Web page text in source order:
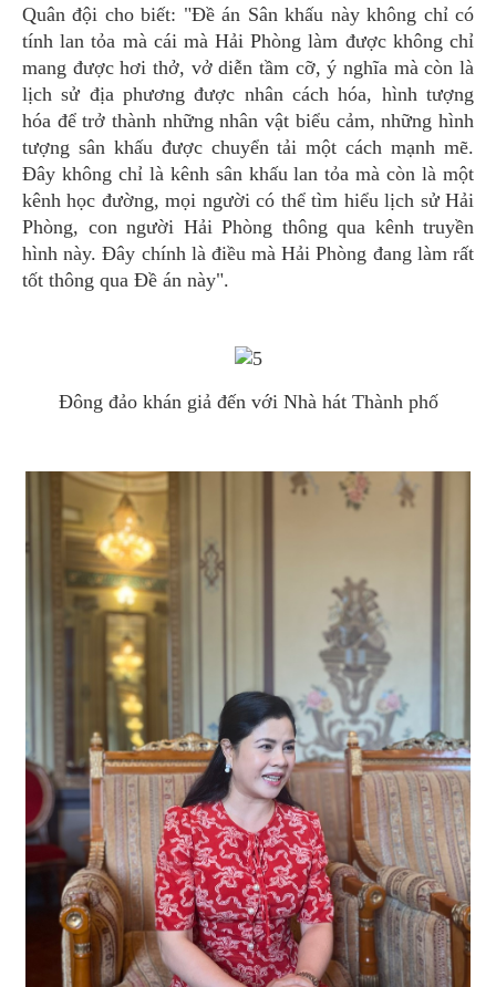
Quân đội cho biết: "Đề án Sân khấu này không chỉ có
tính lan tỏa mà cái mà Hải Phòng làm được không chỉ
mang được hơi thở, vở diễn tầm cỡ, ý nghĩa mà còn là
lịch sử địa phương được nhân cách hóa, hình tượng
hóa để trở thành những nhân vật biểu cảm, những hình
tượng sân khấu được chuyển tải một cách mạnh mẽ.
Đây không chỉ là kênh sân khấu lan tỏa mà còn là một
kênh học đường, mọi người có thể tìm hiểu lịch sử Hải
Phòng, con người Hải Phòng thông qua kênh truyền
hình này. Đây chính là điều mà Hải Phòng đang làm rất
tốt thông qua Đề án này".
Đông đảo khán giả đến với Nhà hát Thành phố